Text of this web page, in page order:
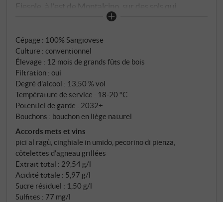
Fiesole, à l'est de Montalcino, sur des sols qui
reçoivent le même soin que les parcelles de Brunello.
respect de la matière commence dans le vignoble. En
2023, Montalcino a connu un été long et régulier
après un hiver doux et peu pluvieux. Le bouquet le
montre : expressif et floral – petits fruits rouges,
tabac, épices douces. Fermentation spontanée en
cuves coniques en acier sans ajout de sucre, 18 jours
de macération, puis 12 mois d'élevage en bois. Un
Rosso qui connaît sa place dans le programme – et la
remplit avec conviction.
Cépage : 100% Sangiovese
Culture : conventionnel
Élevage : 12 mois de grands fûts de bois
Filtration : oui
Degré d'alcool : 13,50 % vol
Température de service : 18‑20 °C
Potentiel de garde : 2032+
Bouchons : bouchon en liège naturel
Accords mets et vins
pici al ragù, cinghiale in umido, pecorino di pienza,
côtelettes d'agneau grillées
Extrait total : 29,54 g/l
Acidité totale : 5,97 g/l
Sucre résiduel : 1,50 g/l
Sulfites : 77 mg/l